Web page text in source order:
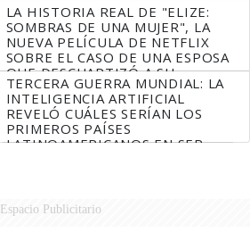
LA HISTORIA REAL DE "ELIZE:
SOMBRAS DE UNA MUJER", LA
NUEVA PELÍCULA DE NETFLIX
SOBRE EL CASO DE UNA ESPOSA
QUE DESCUARTIZÓ A SU
MARIDO
TERCERA GUERRA MUNDIAL: LA
INTELIGENCIA ARTIFICIAL
REVELÓ CUÁLES SERÍAN LOS
PRIMEROS PAÍSES
LATINOAMERICANOS EN SER
Espacio Publicitario